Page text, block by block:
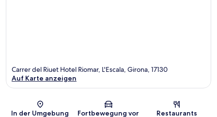
Karte
Carrer del Riuet Hotel Riomar, L'Escala, Girona, 17130
Auf Karte anzeigen
In der Umgebung
Fortbewegung vor
Restaurants